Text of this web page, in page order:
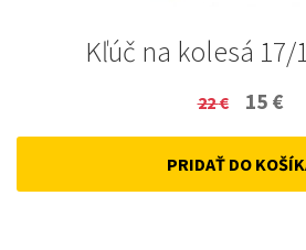
Kľúč na kolesá 17/
22€
Original
price
was:
15 €
is:
PRIDAŤ DO